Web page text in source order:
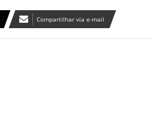
Compartilhar via e-mail